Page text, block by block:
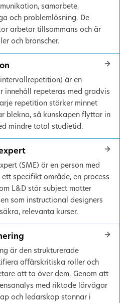
samarbete,
och problemlösning. De
arbetar tillsammans och är
och branscher.
är en
innehåll repeteras med gradvis
repetition stärker minnet
blekna, så kunskapen flyttar in
mindre total studietid.
(SME) är en person med
specifikt område, en process
L&D står subject matter
som instructional designers
relevanta kurser.
är den strukturerade
affärskritiska roller och
att ta över dem. Genom att
med riktade lärvägar
och ledarskap stannar i